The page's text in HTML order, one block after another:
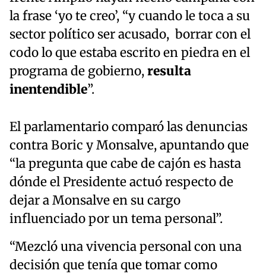
la frase ‘yo te creo’, “y cuando le toca a su
sector político ser acusado, borrar con el
codo lo que estaba escrito en piedra en el
programa de gobierno,resulta
inentendible”.
El parlamentario comparó las denuncias
contra Boric y Monsalve, apuntando que
“la pregunta que cabe de cajón es hasta
dónde el Presidente actuó respecto de
dejar a Monsalve en su cargo
influenciado por un tema personal”.
“Mezcló una vivencia personal con una
decisión que tenía que tomar como